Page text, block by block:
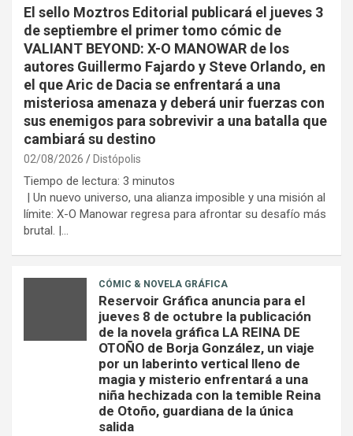
El sello Moztros Editorial publicará el jueves 3
de septiembre el primer tomo cómic de
VALIANT BEYOND: X-O MANOWAR de los
autores Guillermo Fajardo y Steve Orlando, en
el que Aric de Dacia se enfrentará a una
misteriosa amenaza y deberá unir fuerzas con
sus enemigos para sobrevivir a una batalla que
cambiará su destino
02/08/2026 Distópolis
Tiempo de lectura: 3 minutos
| Un nuevo universo, una alianza imposible y una misión al
límite: X-O Manowar regresa para afrontar su desafío más
brutal. |…
CÓMIC & NOVELA GRÁFICA
Reservoir Gráfica anuncia para el
jueves 8 de octubre la publicación
de la novela gráfica LA REINA DE
OTOÑO de Borja González, un viaje
por un laberinto vertical lleno de
magia y misterio enfrentará a una
niña hechizada con la temible Reina
de Otoño, guardiana de la única
salida